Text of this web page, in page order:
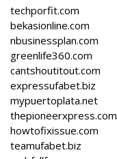
techporfit.com
bekasionline.com
nbusinessplan.com
greenlife360.com
cantshoutitout.com
expressufabet.biz
mypuertoplata.net
thepioneerxpress.com
howtofixissue.com
teamufabet.biz